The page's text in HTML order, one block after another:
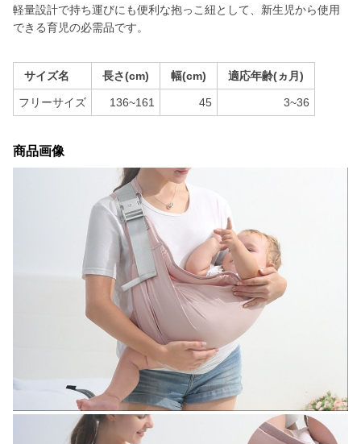
軽量設計で持ち運びにも便利な抱っこ紐として、新生児から使用
できる育児の必需品です。
サイズ名 長さ(cm) 幅(cm) 適応年齢(ヵ月)
フリーサイズ 136~161 45 3~36
商品画像